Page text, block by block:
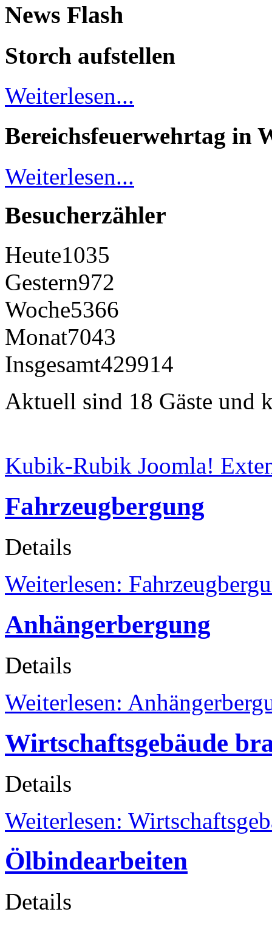
News Flash
Storch aufstellen
Weiterlesen...
Bereichsfeuerwehrtag in
Weiterlesen...
Besucherzähler
Heute1035
Gestern972
Woche5366
Monat7043
Insgesamt429914
Aktuell sind 18 Gäste und
Kubik-Rubik Joomla!
Fahrzeugbergung
Details
Weiterlesen:
Anhängerbergung
Details
Weiterlesen:
Wirtschaftsgebäude
Details
Weiterlesen:
Ölbindearbeiten
Details